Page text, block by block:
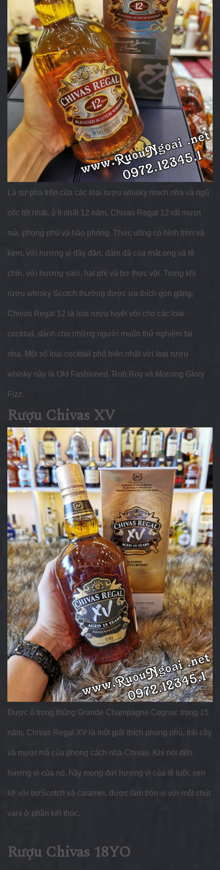
Là sự pha trộn của các loại rượu whisky mạch nha và ngũ
cốc tốt nhất, ủ ít nhất 12 năm, Chivas Regal 12 rất mượt
mà, phong phú và hào phóng. Thức uống có hình tròn và
kem, với hương vị đầy đặn, đậm đà của mật ong và lê
chín, với hương vani, hạt phỉ và bơ thực vật. Trong khi
rượu whisky Scotch thường được ưa thích gọn gàng,
Chivas Regal 12 là loại rượu tuyệt vời cho các loại
cocktail, dành cho những người muốn thử nghiệm tại
nhà. Một số loại cocktail phổ biến nhất với loại rượu
whisky này là Old Fashioned, Rob Roy và Morning Glory
Fizz.
Rượu Chivas XV
Được ủ trong thùng Grande Champagne Cognac trong 15
năm, Chivas Regal XV là một giải thích phong phú, trái cây
và mượt mà của phong cách nhà Chivas. Khi nói đến
hương vị của nó, hãy mong đợi hương vị của lê luộc xen
kẽ với bơScotch và caramel, được làm tròn vị với một chút
vani ở phần kết thúc.
Rượu Chivas 18YO